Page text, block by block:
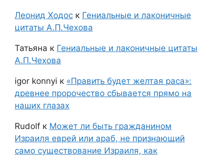
Леонид Ходос к Гениальные и лаконичные
цитаты А.П.Чехова
Татьяна к Гениальные и лаконичные цитаты
А.П.Чехова
igor konnyi к «Править будет желтая раса»:
древнее пророчество сбывается прямо на
наших глазах
Rudolf к Может ли быть гражданином
Израиля еврей или араб, не признающий
само существование Израиля, как